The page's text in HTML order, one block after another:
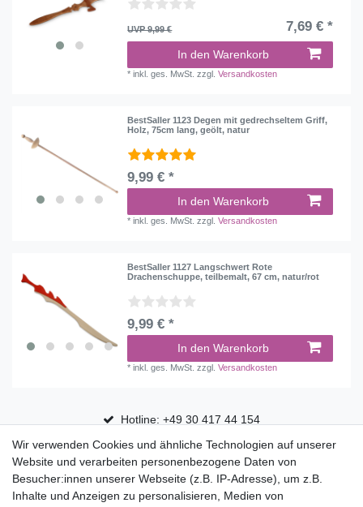
UVP 9,99 € 7,69 € *
In den Warenkorb
*inkl. ges. MwSt. zzgl.Versandkosten
BestSaller 1123 Degen mit gedrechseltem Griff,
Holz, 75cm lang, geölt, natur
9,99 € *
In den Warenkorb
*inkl. ges. MwSt. zzgl.Versandkosten
BestSaller 1127 Langschwert Rote
Drachenschuppe, teilbemalt, 67 cm, natur/rot
9,99 € *
In den Warenkorb
*inkl. ges. MwSt. zzgl.Versandkosten
Hotline: +49 30 417 44 154
30 Tage Rückgaberecht
Versandfrei ab 75 € in Deutschland
Wir verwenden Cookies und ähnliche Technologien auf unserer
Website und verarbeiten personenbezogene Daten von
Besucher:innen unserer Webseite (z.B. IP-Adresse), um z.B.
Inhalte und Anzeigen zu personalisieren, Medien von